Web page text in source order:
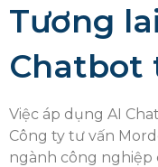
Tương
Chatbot
Việc áp dụng AI
Công ty tư vấn
ngành công nghiệp